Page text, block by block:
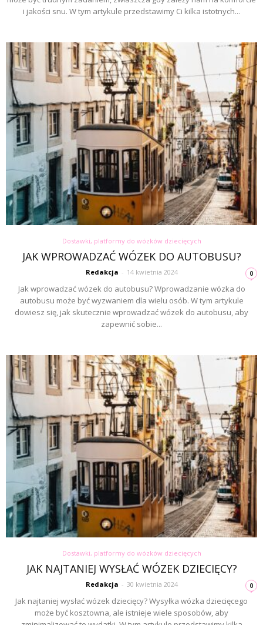
i jakości snu. W tym artykule przedstawimy Ci kilka istotnych...
Dostawki, platformy do wózków dziecięcych
JAK WPROWADZAĆ WÓZEK DO AUTOBUSU?
Redakcja - 14 kwietnia 2024 0
Jak wprowadzać wózek do autobusu? Wprowadzanie wózka do
autobusu może być wyzwaniem dla wielu osób. W tym artykule
dowiesz się, jak skutecznie wprowadzać wózek do autobusu, aby
zapewnić sobie...
Dostawki, platformy do wózków dziecięcych
JAK NAJTANIEJ WYSŁAĆ WÓZEK DZIECIĘCY?
Redakcja - 30 kwietnia 2024 0
Jak najtaniej wysłać wózek dziecięcy? Wysyłka wózka dziecięcego
może być kosztowna, ale istnieje wiele sposobów, aby